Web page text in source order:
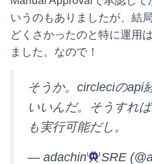
いうのもありましたが、結
どくさかったのと特に運用
ました。なので！
そうか。circleciのapi
いいんだ。そうすれ
も実行可能だし。
— adachin SRE